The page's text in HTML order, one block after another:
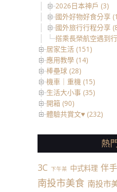
2026日本神戶 (3)
國外好物好食分享
國外旅行行程分享
搭乘長榮航空遇到
居家生活 (151)
應用教學 (14)
棒壘球 (28)
機車｜重機 (15)
生活大小事 (35)
開箱 (90)
體驗共賞文♥ (232)
熱
3C 下午茶 中式料理 伴
南投市美食 南投市